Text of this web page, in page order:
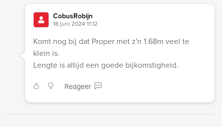
CobusRobijn
18 juni 2024 11:12
Komt nog bij dat Proper met z'n 1.68m veel te
klein is.
Lengte is altijd een goede bijkomstigheid.
Reageer